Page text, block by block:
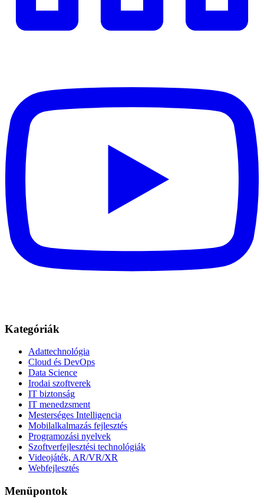
Kategóriák
Adattechnológia
Cloud és DevOps
Data Science
Irodai szoftverek
IT biztonság
IT menedzsment
Mesterséges Intelligencia
Mobilalkalmazás fejlesztés
Programozási nyelvek
Szoftverfejlesztési technológiák
Videojáték, AR/VR/XR
Webfejlesztés
Menüpontok